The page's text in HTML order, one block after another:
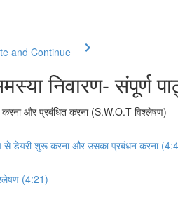
and Continue
निवारण- संपूर्ण
और प्रबंधित करना (S.W.O.T विश्लेषण)
से डेयरी शुरू करना और उसका प्रबंधन करना
(4:21)